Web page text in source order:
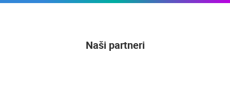
Naši partneri